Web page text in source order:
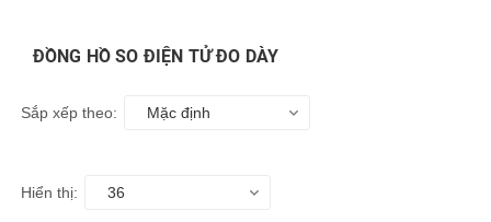
ĐỒNG HỒ SO ĐIỆN TỬ ĐO DÀY
Sắp xếp theo: Mặc định
Hiển thị: 36